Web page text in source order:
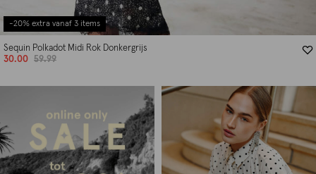
-20% extra vanaf 3 items
Sequin Polkadot Midi Rok Donkergrijs
30.00
59.99